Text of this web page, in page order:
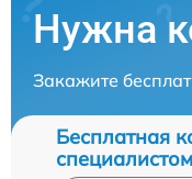
Нужна
Закажите
Бесплатная
специалистом